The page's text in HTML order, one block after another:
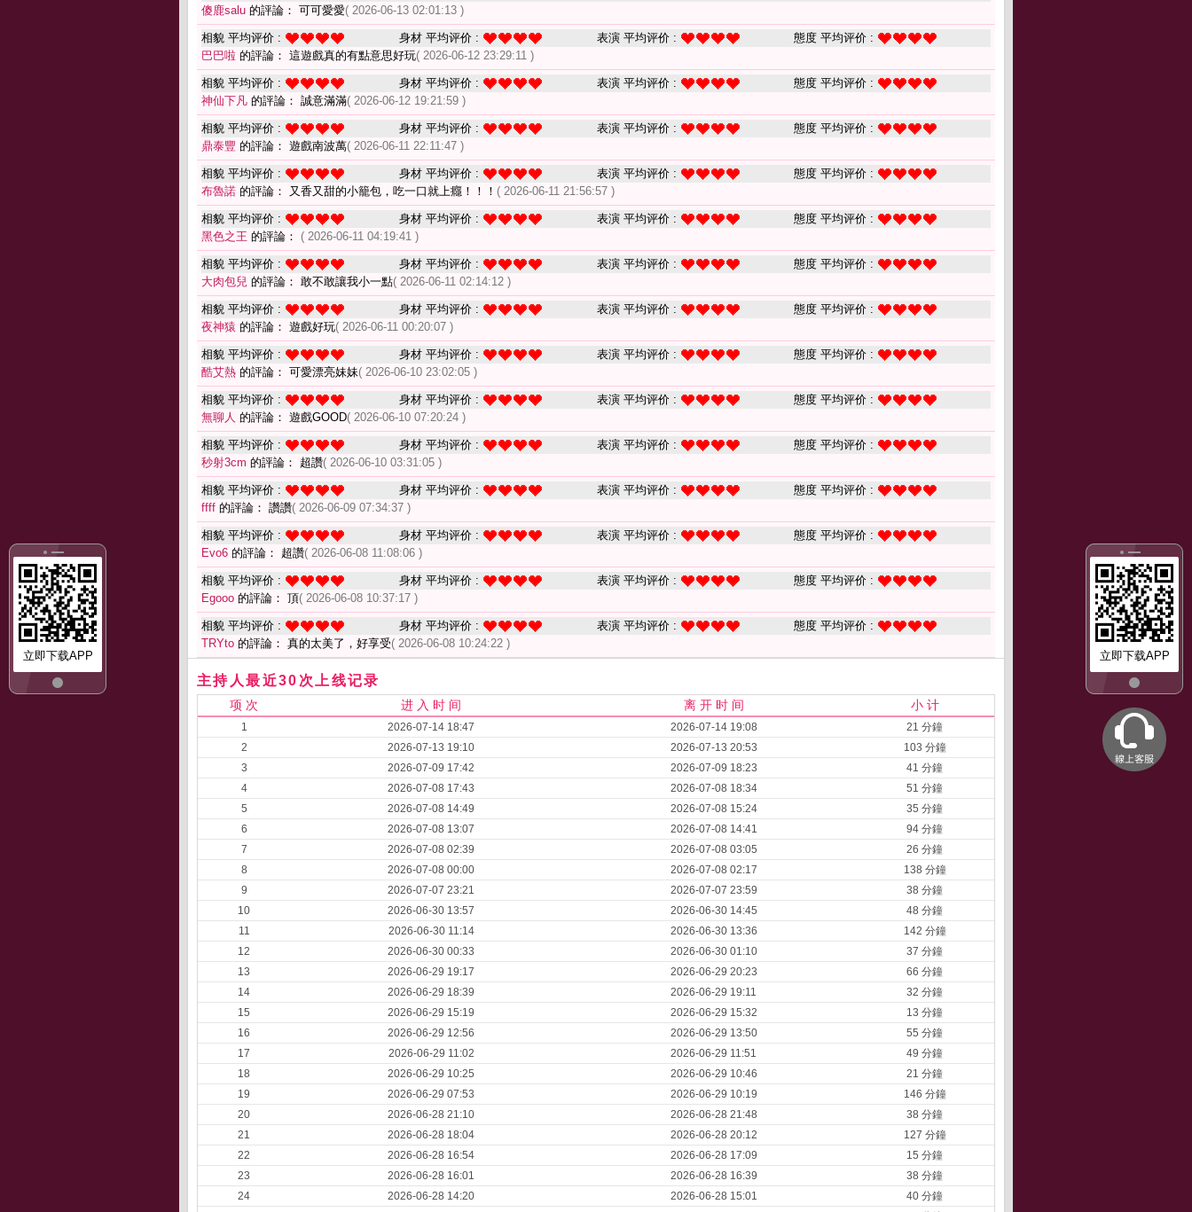
立即下载APP
立即下载APP
傻鹿salu 的評論： 可可愛愛( 2026-06-13 02:01:13 )
相貌 平均评价 : 身材 平均评价 : 表演 平均评价 :
態度 平均评价 :
巴巴啦 的評論： 這遊戲真的有點意思好玩( 2026-06-12 23:29:11 )
相貌 平均评价 : 身材 平均评价 : 表演 平均评价 :
態度 平均评价 :
神仙下凡 的評論： 誠意滿滿( 2026-06-12 19:21:59 )
相貌 平均评价 : 身材 平均评价 : 表演 平均评价 :
態度 平均评价 :
鼎泰豐 的評論： 遊戲南波萬( 2026-06-11 22:11:47 )
相貌 平均评价 : 身材 平均评价 : 表演 平均评价 :
態度 平均评价 :
布魯諾 的評論： 又香又甜的小籠包，吃一口就上癮！！！ ( 2026-06-11 21:56:57 )
相貌 平均评价 : 身材 平均评价 : 表演 平均评价 :
態度 平均评价 :
黑色之王 的評論： ( 2026-06-11 04:19:41 )
相貌 平均评价 : 身材 平均评价 : 表演 平均评价 :
態度 平均评价 :
大肉包兒 的評論： 敢不敢讓我小一點( 2026-06-11 02:14:12 )
相貌 平均评价 : 身材 平均评价 : 表演 平均评价 :
態度 平均评价 :
夜神猿 的評論： 遊戲好玩( 2026-06-11 00:20:07 )
相貌 平均评价 : 身材 平均评价 : 表演 平均评价 :
態度 平均评价 :
酷艾熱 的評論： 可愛漂亮妹妹( 2026-06-10 23:02:05 )
相貌 平均评价 : 身材 平均评价 : 表演 平均评价 :
態度 平均评价 :
無聊人 的評論： 遊戲GOOD( 2026-06-10 07:20:24 )
相貌 平均评价 : 身材 平均评价 : 表演 平均评价 :
態度 平均评价 :
秒射3cm 的評論： 超讚( 2026-06-10 03:31:05 )
相貌 平均评价 : 身材 平均评价 : 表演 平均评价 :
態度 平均评价 :
ffff 的評論： 讚讚( 2026-06-09 07:34:37 )
相貌 平均评价 : 身材 平均评价 : 表演 平均评价 :
態度 平均评价 :
Evo6 的評論： 超讚( 2026-06-08 11:08:06 )
相貌 平均评价 : 身材 平均评价 : 表演 平均评价 :
態度 平均评价 :
Egooo 的評論： 頂( 2026-06-08 10:37:17 )
相貌 平均评价 : 身材 平均评价 : 表演 平均评价 :
態度 平均评价 :
TRYto 的評論： 真的太美了，好享受( 2026-06-08 10:24:22 )
主持人最近30次上线记录
项 次 进 入 时 间 离 开 时 间 小 计
1 2026-07-14 18:47 2026-07-14 19:08
21 分鐘
2
2026-07-13 19:10 2026-07-13 20:53
103 分鐘
3
2026-07-09 17:42 2026-07-09 18:23
41 分鐘
4
2026-07-08 17:43 2026-07-08 18:34
51 分鐘
5
2026-07-08 14:49 2026-07-08 15:24
35 分鐘
6
2026-07-08 13:07 2026-07-08 14:41
94 分鐘
7
2026-07-08 02:39 2026-07-08 03:05
26 分鐘
8
2026-07-08 00:00 2026-07-08 02:17
138 分鐘
9
2026-07-07 23:21 2026-07-07 23:59
38 分鐘
10
2026-06-30 13:57 2026-06-30 14:45
48 分鐘
11
2026-06-30 11:14 2026-06-30 13:36
142 分鐘
12
2026-06-30 00:33 2026-06-30 01:10
37 分鐘
13
2026-06-29 19:17 2026-06-29 20:23
66 分鐘
14
2026-06-29 18:39 2026-06-29 19:11
32 分鐘
15
2026-06-29 15:19 2026-06-29 15:32
13 分鐘
16
2026-06-29 12:56 2026-06-29 13:50
55 分鐘
17
2026-06-29 11:02 2026-06-29 11:51
49 分鐘
18
2026-06-29 10:25 2026-06-29 10:46
21 分鐘
19
2026-06-29 07:53 2026-06-29 10:19
146 分鐘
20
2026-06-28 21:10 2026-06-28 21:48
38 分鐘
21
2026-06-28 18:04 2026-06-28 20:12
127 分鐘
22
2026-06-28 16:54 2026-06-28 17:09
15 分鐘
23
2026-06-28 16:01 2026-06-28 16:39
38 分鐘
24
2026-06-28 14:20 2026-06-28 15:01
40 分鐘